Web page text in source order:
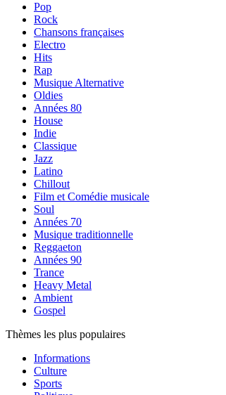
Pop
Rock
Chansons françaises
Electro
Hits
Rap
Musique Alternative
Oldies
Années 80
House
Indie
Classique
Jazz
Latino
Chillout
Film et Comédie musicale
Soul
Années 70
Musique traditionnelle
Reggaeton
Années 90
Trance
Heavy Metal
Ambient
Gospel
Thèmes les plus populaires
Informations
Culture
Sports